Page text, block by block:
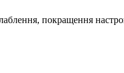
покращення